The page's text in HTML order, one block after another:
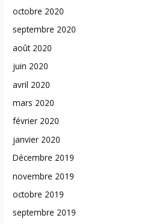
octobre 2020
septembre 2020
août 2020
juin 2020
avril 2020
mars 2020
février 2020
janvier 2020
Décembre 2019
novembre 2019
octobre 2019
septembre 2019